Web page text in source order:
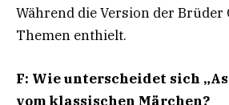
Während die Version der
Themen enthielt.
F: Wie unterscheidet sich
vom klassischen Märchen?